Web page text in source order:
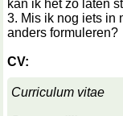
kan ik het zo laten
3. Mis ik nog iets in
anders formuleren?
CV:
Curriculum vitae